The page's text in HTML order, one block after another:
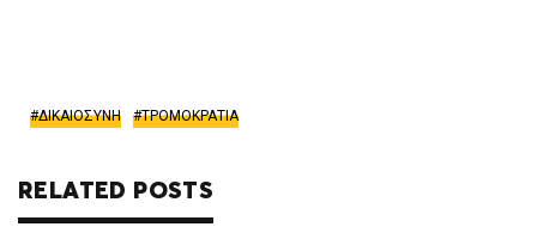
ΔΙΚΑΙΟΣΥΝΗ ΤΡΟΜΟΚΡΑΤΙΑ
RELATED POSTS